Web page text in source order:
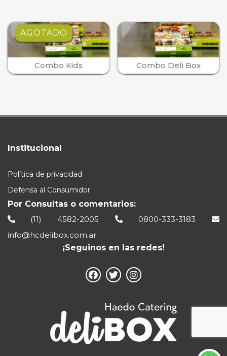
AGOTADO
Combo Kids Combo Deli Box
Institucional
Política de privacidad
Defensa al Consumidor
Por Consultas o comentarios:
(11) 4582-2005
0800-333-3183
info@hcdelibox.com.ar
¡Seguinos en las redes!